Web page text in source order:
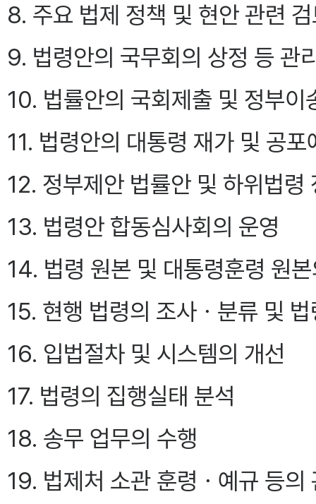
8. 주요 법제 정책 및 현안 관련
9. 법령안의 국무회의 상정 등 관
10. 법률안의 국회제출 및 정부이
11. 법령안의 대통령 재가 및 공포
12. 정부제안 법률안 및 하위법령
13. 법령안 합동심사회의 운영
14. 법령 원본 및 대통령훈령 원
15. 현행 법령의 조사ㆍ분류 및
16. 입법절차 및 시스템의 개선
17. 법령의 집행실태 분석
18. 송무 업무의 수행
19. 법제처 소관 훈령ㆍ예규 등의